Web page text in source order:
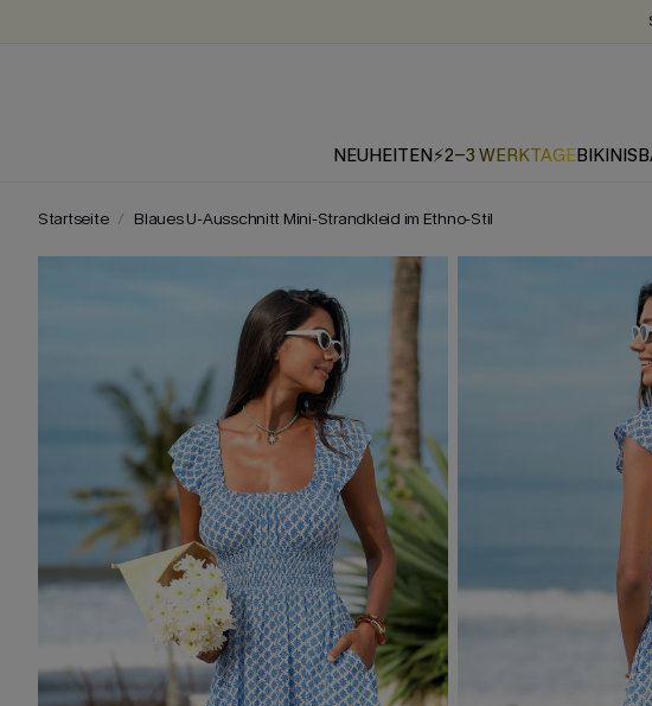
ZUM
NEUHEITEN⚡2-3 WERKTAGEBIKINIS
Startseite Blaues U-Ausschnitt Mini-Strandkleid im Ethno-Stil